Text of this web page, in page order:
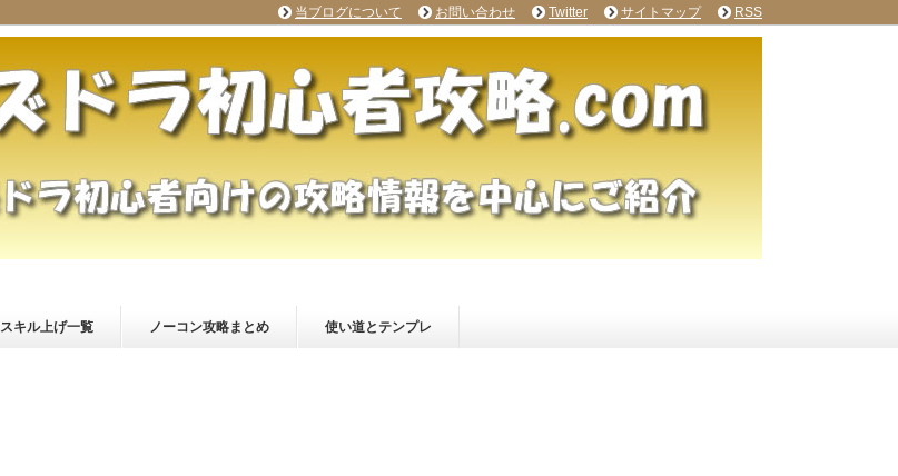
スキル上げ一覧 ノーコン攻略まとめ 使い道とテンプレ
当ブログについて お問い合わせ Twitter サイトマップ RSS